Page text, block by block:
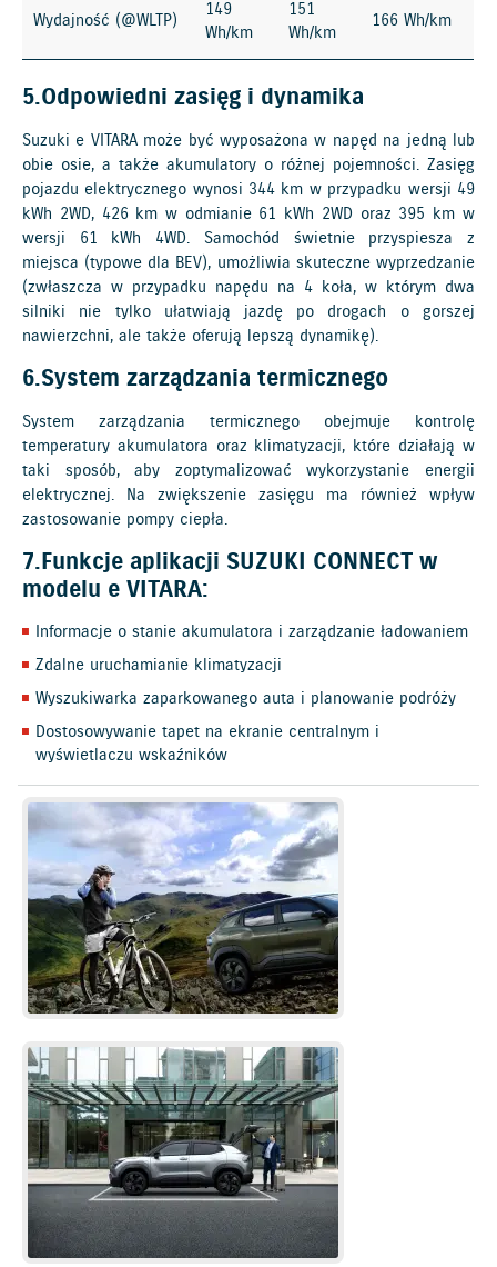
Wydajność (@WLTP)
149
Wh/km
151
Wh/km
166 Wh/km
5.Odpowiedni zasięg i dynamika
Suzuki e VITARA może być wyposażona w napęd na jedną lub
obie osie, a także akumulatory o różnej pojemności. Zasięg
pojazdu elektrycznego wynosi 344 km w przypadku wersji 49
kWh 2WD, 426 km w odmianie 61 kWh 2WD oraz 395 km w
wersji 61 kWh 4WD. Samochód świetnie przyspiesza z
miejsca (typowe dla BEV), umożliwia skuteczne wyprzedzanie
(zwłaszcza w przypadku napędu na 4 koła, w którym dwa
silniki nie tylko ułatwiają jazdę po drogach o gorszej
nawierzchni, ale także oferują lepszą dynamikę).
6.System zarządzania termicznego
System zarządzania termicznego obejmuje kontrolę
temperatury akumulatora oraz klimatyzacji, które działają w
taki sposób, aby zoptymalizować wykorzystanie energii
elektrycznej. Na zwiększenie zasięgu ma również wpływ
zastosowanie pompy ciepła.
7.Funkcje aplikacji SUZUKI CONNECT w
modelu e VITARA:
Informacje o stanie akumulatora i zarządzanie ładowaniem
Zdalne uruchamianie klimatyzacji
Wyszukiwarka zaparkowanego auta i planowanie podróży
Dostosowywanie tapet na ekranie centralnym i
wyświetlaczu wskaźników